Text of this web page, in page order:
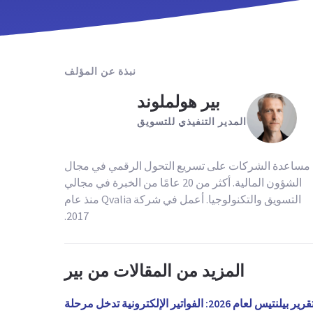
نبذة عن المؤلف
بير هولملوند
المدير التنفيذي للتسويق
مساعدة الشركات على تسريع التحول الرقمي في مجال
الشؤون المالية. أكثر من 20 عامًا من الخبرة في مجالي
التسويق والتكنولوجيا. أعمل في شركة Qvalia منذ عام
2017.
المزيد من المقالات من بير
تقرير بيلنتيس لعام 2026: الفواتير الإلكترونية تدخل مرحلة